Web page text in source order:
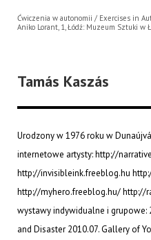
Ćwiczenia w autonomii / Exercises in
Aniko Lorant, 1, Łódź: Muzeum Sztuki w
Tamás Kaszás
Urodzony w 1976 roku w
internetowe artysty: http://
http://invisibleink.freeblog.hu
http://myhero.freeblog.hu/ http://
wystawy indywidualne i grupowe:
and Disaster 2010.07. Gallery of